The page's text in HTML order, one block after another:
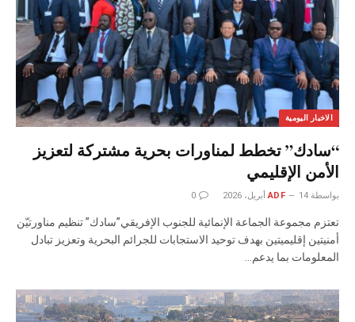
الاخبار اليومية
“سادك” تخطط لمناورات بحرية مشتركة لتعزيز
الأمن الإقليمي
بواسطة ADF 14 أبريل، 2026 0
تعتزم مجموعة الجماعة الإنمائية للجنوب الإفريقي”سادك” تنظيم مناورتيّن
أمنيتين إقليميتين بهدف توحيد الاستجابات للجرائم البحرية وتعزيز تبادل
المعلومات بما يدعم…